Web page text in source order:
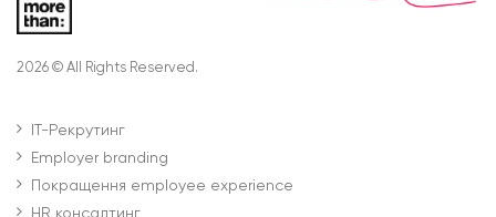
2026 © All Rights Reserved.
IT-Рекрутинг
Employer branding
Покращення employee experience
HR консалтинг